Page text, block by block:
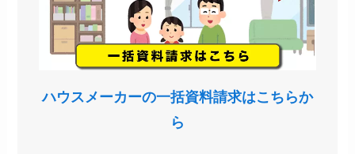
ハウスメーカーの一括資料請求はこちらか
ら